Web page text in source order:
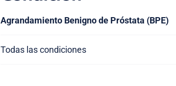
Agrandamiento Benigno de Próstata (BPE)
Todas las condiciones